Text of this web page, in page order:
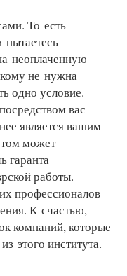
То есть
пытаетесь
неоплаченную
не нужна
одно условие.
вас
является вашим
может
гаранта
работы.
профессионалов
К счастью,
компаний, которые
этого института.